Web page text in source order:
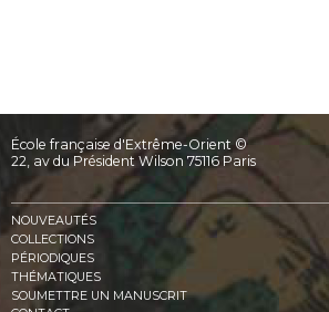
École française d'Extrême-Orient ©
22, av du Président Wilson 75116 Paris
NOUVEAUTÉS
COLLECTIONS
PÉRIODIQUES
THÉMATIQUES
SOUMETTRE UN MANUSCRIT